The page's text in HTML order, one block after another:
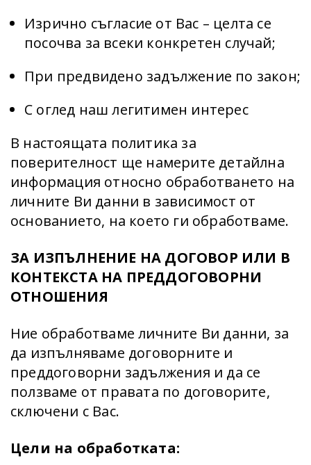
Изрично съгласие от Вас – целта се
посочва за всеки конкретен случай;
При предвидено задължение по закон;
С оглед наш легитимен интерес
В настоящата политика за
поверителност ще намерите детайлна
информация относно обработването на
личните Ви данни в зависимост от
основанието, на което ги обработваме.
ЗА ИЗПЪЛНЕНИЕ НА ДОГОВОР ИЛИ В
КОНТЕКСТА НА ПРЕДДОГОВОРНИ
ОТНОШЕНИЯ
Ние обработваме личните Ви данни, за
да изпълняваме договорните и
преддоговорни задължения и да се
ползваме от правата по договорите,
сключени с Вас.
Цели на обработката: